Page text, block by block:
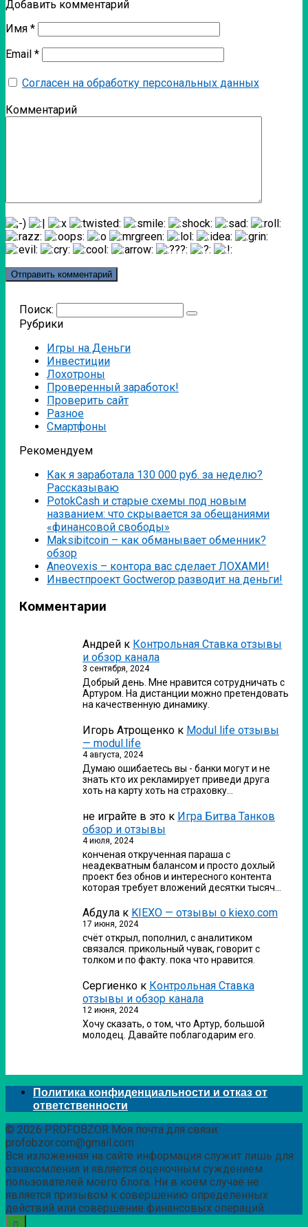
Добавить комментарий
Имя *
Email *
Согласен на обработку персональных данных
Комментарий
Поиск:
Рубрики
Игры на Деньги
Инвестиции
Лохотроны
Проверенный заработок!
Проверить сайт
Разное
Смартфоны
Рекомендуем
Как я заработала 130 000 руб. за неделю?
Рассказываю
PotokCash и старые схемы под новым
названием: что скрывается за обещаниями
«финансовой свободы»
Мaksibitcoin – как обманывает обменник?
обзор
Аneovexis – контора вас сделает ЛОХАМИ!
Инвестпроект Goctwerop разводит на деньги!
Комментарии
Андрей к Контрольная Ставка отзывы
и обзор канала
3 сентября, 2024
Добрый день. Мне нравится сотрудничать с
Артуром. На дистанции можно претендовать
на качественную динамику.
Игорь Атрощенко к Modul life отзывы
— modul.life
4 августа, 2024
Думаю ошибаетесь вы - банки могут и не
знать кто их рекламирует приведи друга
хоть на карту хоть на страховку…
не играйте в это к Игра Битва Танков
обзор и отзывы
4 июля, 2024
конченая открученная параша с
неадекватным балансом и просто дохлый
проект без обнов и интересного контента
которая требует вложений десятки тысяч…
Абдула к KIEXO — отзывы о kiexo.com
17 июня, 2024
счёт открыл, пополнил, с аналитиком
связался. прикольный чувак, говорит с
толком и по факту. пока что нравится.
Сергиенко к Контрольная Ставка
отзывы и обзор канала
12 июня, 2024
Хочу сказать, о том, что Артур, большой
молодец. Давайте поблагодарим его.
Политика конфиденциальности и отказ от
ответственности
© 2026 PROFOBZOR Моя почта для связи:
profobzor.com@gmail.com
Вся изложенная на сайте информация служит лишь для
ознакомления и является оценочным суждением
пользователей моего блога. Ни в коем случае не
является призывом к совершению определенных
действий или совершение финансовых операций.